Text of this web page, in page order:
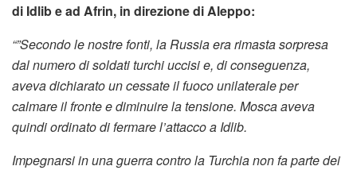
di Idlib e ad Afrin, in direzione di Aleppo:
“”Secondo le nostre fonti, la Russia era rimasta sorpresa
dal numero di soldati turchi uccisi e, di conseguenza,
aveva dichiarato un cessate il fuoco unilaterale per
calmare il fronte e diminuire la tensione. Mosca aveva
quindi ordinato di fermare l’attacco a Idlib.
Impegnarsi in una guerra contro la Turchia non fa parte dei